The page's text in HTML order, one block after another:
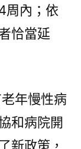
周內；依
恰當延
老年慢性病
和病院開
新政策，